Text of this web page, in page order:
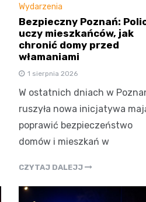
Wydarzenia
Bezpieczny Poznań:
uczy mieszkańców, jak
chronić domy przed
włamaniami
1 sierpnia 2026
W ostatnich dniach w
ruszyła nowa inicjatywa
poprawić bezpieczeństwo
domów i mieszkań w
CZYTAJ DALEJJ